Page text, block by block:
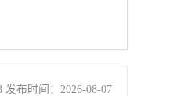
发布时间：2026-08-07